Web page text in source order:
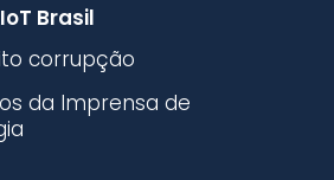
Brasil
corrupção
da Imprensa de